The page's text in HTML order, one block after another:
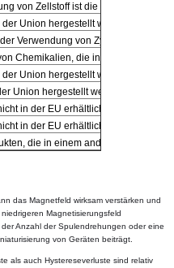
von Zellstoff ist die Zellstoffmenge
Union hergestellt werden, werden
Verwendung von Zylindersäulen
Chemikalien, die in der
Union hergestellt werden, werden
Union hergestellt werden, werden
in der EU erhältlich sind, werden
in der EU erhältlich sind, werden
die in einem anderen
das Magnetfeld wirksam verstärken und
Magnetisierungsfeld
Anzahl der Spulendrehungen oder eine
von Geräten beiträgt.
als auch Hystereseverluste sind relativ